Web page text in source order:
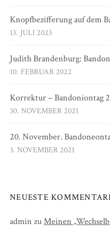
Knopfbezifferung auf dem
13. JULI 2023
Judith Brandenburg:
10. FEBRUAR 2022
Korrektur – Bandoniontag
30. NOVEMBER 2021
20. November.
3. NOVEMBER 2021
NEUESTE
admin zuMeinen